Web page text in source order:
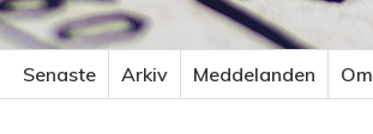
Senaste Arkiv Meddelanden Om